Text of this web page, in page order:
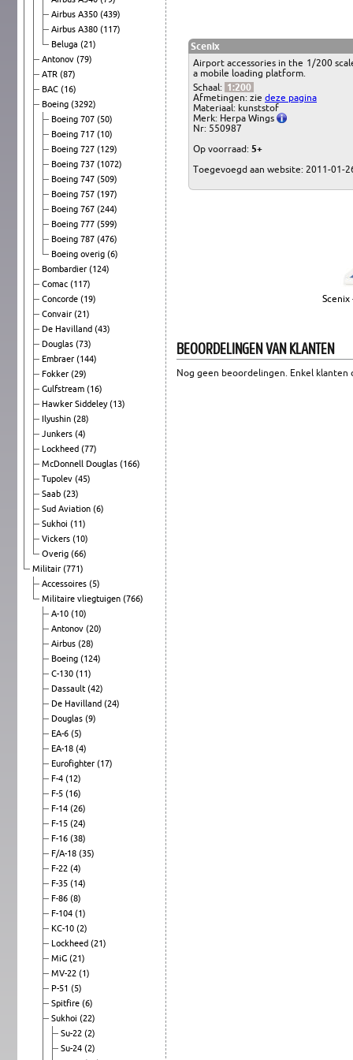
Airbus A350 (439)
Airbus A380 (117)
Beluga (21)
Antonov (79)
ATR (87)
BAC (16)
Boeing (3292)
Boeing 707 (50)
Boeing 717 (10)
Boeing 727 (129)
Boeing 737 (1072)
Boeing 747 (509)
Boeing 757 (197)
Boeing 767 (244)
Boeing 777 (599)
Boeing 787 (476)
Boeing overig (6)
Bombardier (124)
Comac (117)
Concorde (19)
Convair (21)
De Havilland (43)
Douglas (73)
Embraer (144)
Fokker (29)
Gulfstream (16)
Hawker Siddeley(13)
Ilyushin (28)
Junkers (4)
Lockheed (77)
McDonnell Douglas (166)
Tupolev (45)
Saab (23)
Sud Aviation (6)
Sukhoi (11)
Vickers (10)
Overig (66)
Militair (771)
Accessoires (5)
Militaire vliegtuigen (766)
A-10 (10)
Antonov (20)
Airbus (28)
Boeing (124)
C-130 (11)
Dassault (42)
De Havilland (24)
Douglas (9)
EA-6 (5)
EA-18 (4)
Eurofighter (17)
F-4 (12)
F-5 (16)
F-14 (26)
F-15 (24)
F-16 (38)
F/A-18 (35)
F-22 (4)
F-35 (14)
F-86 (8)
F-104 (1)
KC-10 (2)
Lockheed (21)
MiG (21)
MV-22 (1)
P-51 (5)
Spitfire (6)
Sukhoi (22)
Su-22 (2)
Su-24 (2)
Scenix
Airport accessories in the 1/200
a mobile loading platform.
Schaal: 1:200
Afmetingen: zie deze pagina
Materiaal: kunststof
Merk: Herpa Wings
Nr: 550987
Op voorraad: 5+
Toegevoegd aan website: 2011-01-
Scenix
BEOORDELINGEN VAN KLANTEN
Nog geen beoordelingen. Enkel